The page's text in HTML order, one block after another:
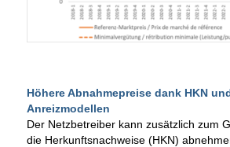
Höhere Abnahmepreise dank HKN
Anreizmodellen
Der Netzbetreiber kann zusätzlich zum
die Herkunftsnachweise (HKN)